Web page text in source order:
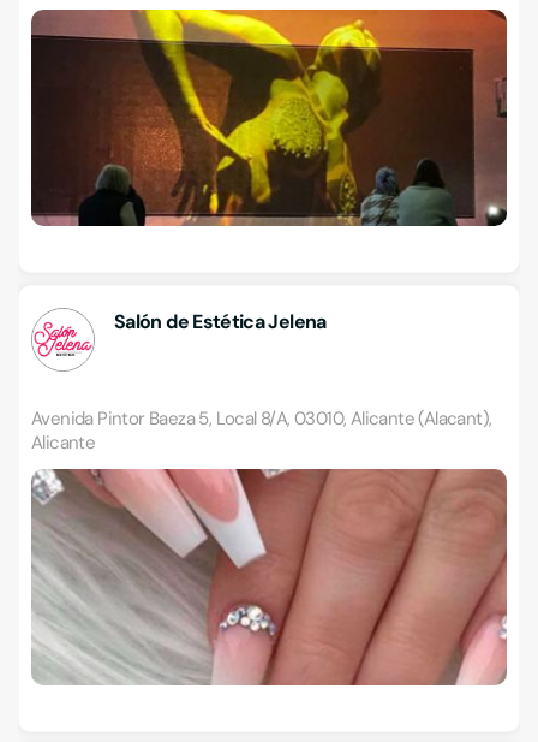
Salón de Estética Jelena
Avenida Pintor Baeza 5, Local 8/A, 03010, Alicante (Alacant),
Alicante